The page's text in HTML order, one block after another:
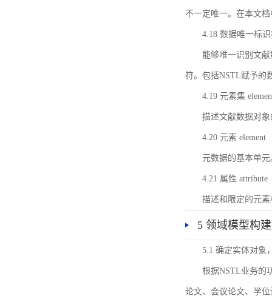
不一定唯一。在本文
4.18 数据唯一标
能够唯一识别文
符。包括NSTL赋予的
4.19 元素集
描述文献数据对
4.20 元素 element
元数据的基本单元
4.21 属性 attribute
描述和限定的元
5 领域模型构建
5.1 确定实体对象
根据NSTL业务的
论文、会议论文、学